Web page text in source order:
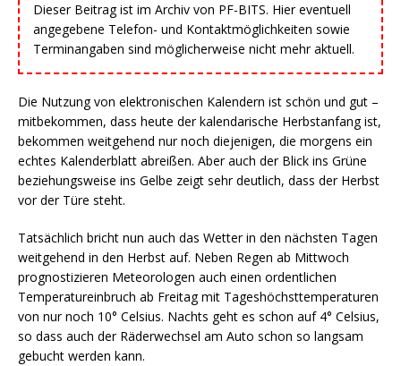
Dieser Beitrag ist im Archiv von PF-BITS. Hier eventuell
angegebene Telefon- und Kontaktmöglichkeiten sowie
Terminangaben sind möglicherweise nicht mehr aktuell.
Die Nutzung von elektronischen Kalendern ist schön und gut –
mitbekommen, dass heute der kalendarische Herbstanfang ist,
bekommen weitgehend nur noch diejenigen, die morgens ein
echtes Kalenderblatt abreißen. Aber auch der Blick ins Grüne
beziehungsweise ins Gelbe zeigt sehr deutlich, dass der Herbst
vor der Türe steht.
Tatsächlich bricht nun auch das Wetter in den nächsten Tagen
weitgehend in den Herbst auf. Neben Regen ab Mittwoch
prognostizieren Meteorologen auch einen ordentlichen
Temperatureinbruch ab Freitag mit Tageshöchsttemperaturen
von nur noch 10° Celsius. Nachts geht es schon auf 4° Celsius,
so dass auch der Räderwechsel am Auto schon so langsam
gebucht werden kann.